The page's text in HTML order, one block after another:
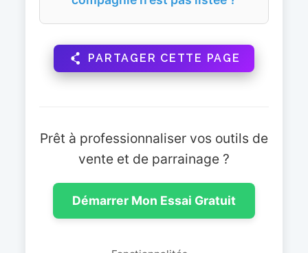
PARTAGER CETTE PAGE
Prêt à professionnaliser vos outils de
vente et de parrainage ?
Démarrer Mon Essai Gratuit